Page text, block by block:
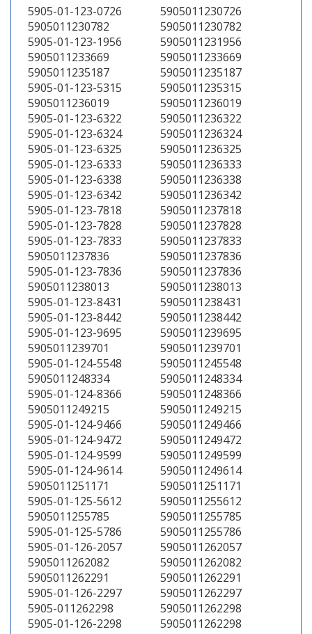
5905-01-123-0726
5905011230726
5905011230782
5905011230782
5905-01-123-1956
5905011231956
5905011233669
5905011233669
5905011235187
5905011235187
5905-01-123-5315
5905011235315
5905011236019
5905011236019
5905-01-123-6322
5905011236322
5905-01-123-6324
5905011236324
5905-01-123-6325
5905011236325
5905-01-123-6333
5905011236333
5905-01-123-6338
5905011236338
5905-01-123-6342
5905011236342
5905-01-123-7818
5905011237818
5905-01-123-7828
5905011237828
5905-01-123-7833
5905011237833
5905011237836
5905011237836
5905-01-123-7836
5905011237836
5905011238013
5905011238013
5905-01-123-8431
5905011238431
5905-01-123-8442
5905011238442
5905-01-123-9695
5905011239695
5905011239701
5905011239701
5905-01-124-5548
5905011245548
5905011248334
5905011248334
5905-01-124-8366
5905011248366
5905011249215
5905011249215
5905-01-124-9466
5905011249466
5905-01-124-9472
5905011249472
5905-01-124-9599
5905011249599
5905-01-124-9614
5905011249614
5905011251171
5905011251171
5905-01-125-5612
5905011255612
5905011255785
5905011255785
5905-01-125-5786
5905011255786
5905-01-126-2057
5905011262057
5905011262082
5905011262082
5905011262291
5905011262291
5905-01-126-2297
5905011262297
5905-011262298
5905011262298
5905-01-126-2298
5905011262298